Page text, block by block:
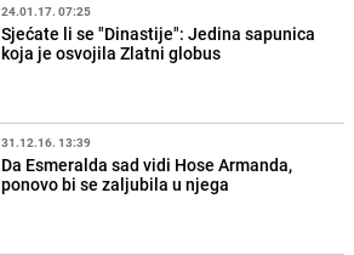
24.01.17. 07:25
Sjećate li se "Dinastije": Jedina sapunica
koja je osvojila Zlatni globus
31.12.16. 13:39
Da Esmeralda sad vidi Hose Armanda,
ponovo bi se zaljubila u njega